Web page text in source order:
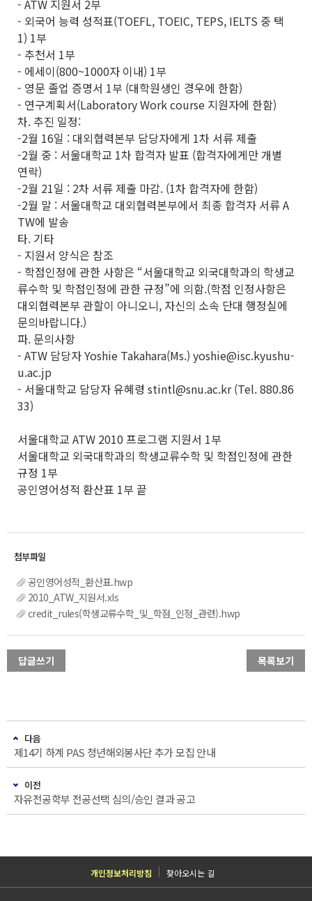
- ATW 지원서 2부
- 외국어 능력 성적표(TOEFL, TOEIC, TEPS, IELTS 중 택
1) 1부
- 추천서 1부
- 에세이(800~1000자 이내) 1부
- 영문 졸업 증명서 1부 (대학원생인 경우에 한함)
- 연구계획서(Laboratory Work course 지원자에 한함)
차. 추진 일정:
-2월 16일 : 대외협력본부 담당자에게 1차 서류 제출
-2월 중 : 서울대학교 1차 합격자 발표 (합격자에게만 개별
연락)
-2월 21일 : 2차 서류 제출 마감. (1차 합격자에 한함)
-2월 말 : 서울대학교 대외협력본부에서 최종 합격자 서류 A
TW에 발송
타. 기타
- 지원서 양식은 참조
- 학점인정에 관한 사항은 “서울대학교 외국대학과의 학생교
류수학 및 학점인정에 관한 규정”에 의함.(학점 인정사항은
대외협력본부 관할이 아니오니, 자신의 소속 단대 행정실에
문의바랍니다.)
파. 문의사항
- ATW 담당자 Yoshie Takahara(Ms.) yoshie@isc.kyushu-
u.ac.jp
- 서울대학교 담당자 유혜령 stintl@snu.ac.kr (Tel. 880.86
33)
서울대학교 ATW 2010 프로그램 지원서 1부
서울대학교 외국대학과의 학생교류수학 및 학점인정에 관한
규정 1부
공인영어성적 환산표 1부 끝
공인영어성적_환산표.hwp
2010_ATW_지원서.xls
credit_rules(학생교류수학_및_학점_인정_관련).hwp
답글쓰기 목록보기
다음
제14기 하계 PAS 청년해외봉사단 추가 모집 안내
이전
자유전공학부 전공선택 심의/승인 결과 공고
개인정보처리방침 찾아오시는 길